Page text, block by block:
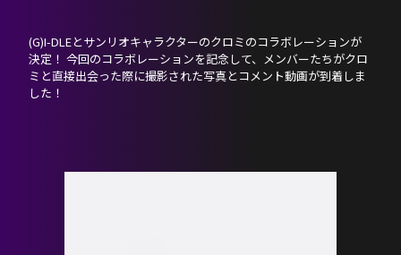
(G)I-DLEとサンリオキャラクターのクロミのコラボレーションが
決定！ 今回のコラボレーションを記念して、メンバーたちがクロ
ミと直接出会った際に撮影された写真とコメント動画が到着しま
した！